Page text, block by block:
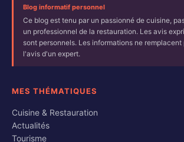
Blog informatif personnel
Ce blog est tenu par un passionné de cuisine,
un professionnel de la restauration. Les avis
sont personnels. Les informations ne remplacent
l'avis d'un expert.
MES THÉMATIQUES
Cuisine & Restauration
Actualités
Tourisme